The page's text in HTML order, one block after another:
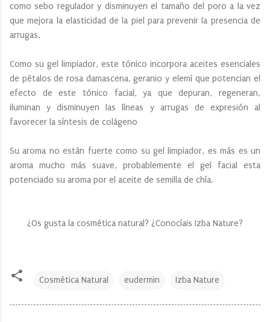
como sebo regulador y disminuyen el tamaño del poro a la vez
que mejora la elasticidad de la piel para prevenir la presencia de
arrugas.
Como su gel limpiador, este tónico incorpora aceites esenciales
de pétalos de rosa damascena, geranio y elemí que potencian el
efecto de este tónico facial, ya que depuran, regeneran,
iluminan y disminuyen las líneas y arrugas de expresión al
favorecer la síntesis de colágeno
Su aroma no están fuerte como su gel limpiador, es más es un
aroma mucho más suave, probablemente el gel facial esta
potenciado su aroma por el aceite de semilla de chía.
¿Os gusta la cosmética natural? ¿Conocíais Izba Nature?
Cosmética Natural eudermin Izba Nature